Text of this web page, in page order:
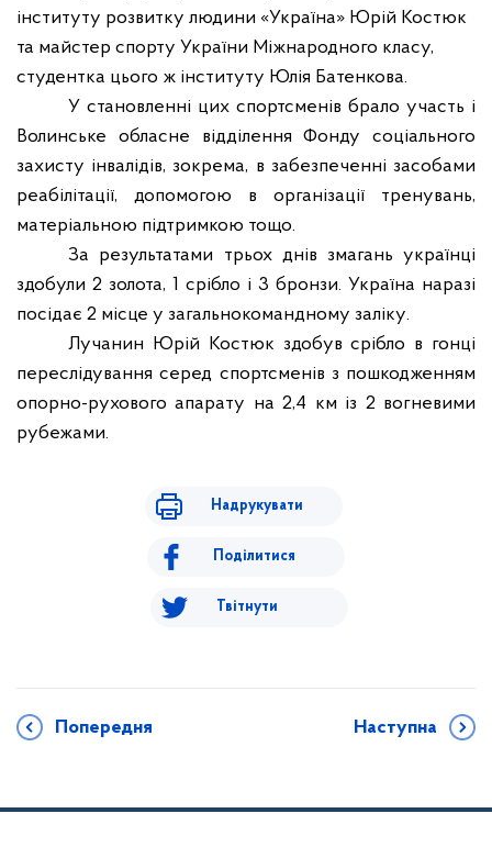
інституту розвитку людини «Україна» Юрій Костюк
та майстер спорту України Міжнародного класу,
студентка цього ж інституту Юлія Батенкова.
У становленні цих спортсменів брало участь і
Волинське обласне відділення Фонду соціального
захисту інвалідів, зокрема, в забезпеченні засобами
реабілітації, допомогою в організації тренувань,
матеріальною підтримкою тощо.
За результатами трьох днів змагань українці
здобули 2 золота, 1 срібло і 3 бронзи. Україна наразі
посідає 2 місце у загальнокомандному заліку.
Лучанин Юрій Костюк здобув срібло в гонці
переслідування серед спортсменів з пошкодженням
опорно-рухового апарату на 2,4 км із 2 вогневими
рубежами.
Надрукувати
Поділитися
Твітнути
Попередня Наступна